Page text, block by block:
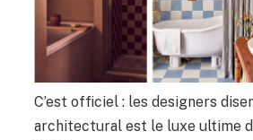
C’est officiel : les designers
architectural est le luxe ultime